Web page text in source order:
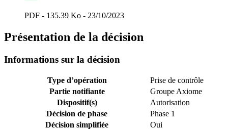
PDF - 135.39 Ko - 23/10/2023
Présentation de la décision
Informations sur la décision
Type d’opération
Prise de contrôle
Partie notifiante
Groupe Axiome
Dispositif(s)
Autorisation
Décision de phase
Phase 1
Décision simplifiée
Oui